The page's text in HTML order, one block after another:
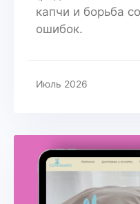
капчи и борьба
ошибок.
Июль 2026